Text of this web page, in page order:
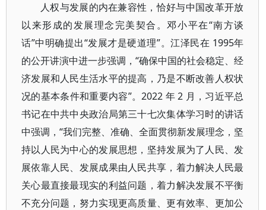
人权与发展的内在兼容性，恰好与中国改革开放
以来形成的发展理念完美契合。邓小平在“南方谈
话”中明确提出“发展才是硬道理”。江泽民在 1995年
的公开讲演中进一步强调，“确保中国的社会稳定、经
济发展和人民生活水平的提高，乃是不断改善人权状
况的基本条件和重要内容”。2022 年 2 月，习近平总
书记在中共中央政治局第三十七次集体学习时的讲话
中强调，“我们完整、准确、全面贯彻新发展理念，坚
持以人民为中心的发展思想，坚持发展为了人民、发
展依靠人民、发展成果由人民共享，着力解决人民最
关心最直接最现实的利益问题，着力解决发展不平衡
不充分问题，努力实现更高质量、更有效率、更加公